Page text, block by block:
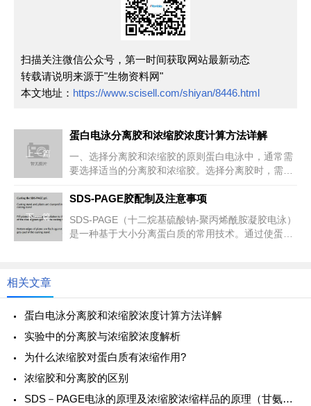
扫描关注微信公众号，第一时间获取网站最新动态
转载请说明来源于"生物资料网"
本文地址： https://www.scisell.com/shiyan/8446.html
上一篇
蛋白电泳分离胶和浓缩胶浓度计算方法详解
一、选择分离胶和浓缩胶的原则蛋白电泳中，通常需
要选择适当的分离胶和浓缩胶。选择分离胶时，需要
下一篇
SDS-PAGE胶配制及注意事项
SDS-PAGE（十二烷基硫酸钠-聚丙烯酰胺凝胶电泳）
是一种基于大小分离蛋白质的常用技术。通过使蛋白
相关文章
蛋白电泳分离胶和浓缩胶浓度计算方法详解
实验中的分离胶与浓缩胶浓度解析
为什么浓缩胶对蛋白质有浓缩作用?
浓缩胶和分离胶的区别
SDS－PAGE电泳的原理及浓缩胶浓缩样品的原理（甘氨酸的作用）